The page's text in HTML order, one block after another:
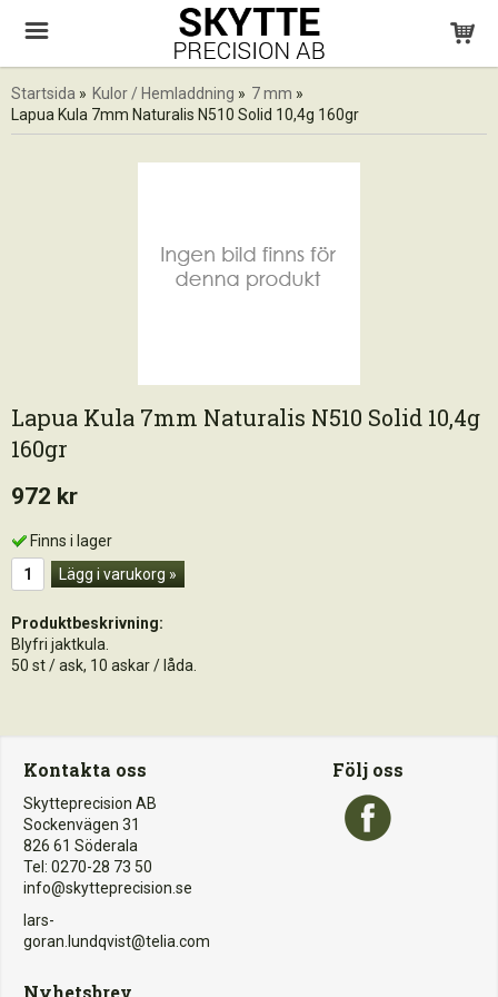
Startsida » Kulor / Hemladdning » 7 mm »
Lapua Kula 7mm Naturalis N510 Solid 10,4g 160gr
Lapua Kula 7mm Naturalis N510 Solid 10,4g
160gr
972 kr
Finns i lager
Lägg i varukorg »
Produktbeskrivning:
Blyfri jaktkula.
50 st / ask, 10 askar / låda.
Kontakta oss
Skytteprecision AB
Sockenvägen 31
826 61 Söderala
Tel: 0270-28 73 50
info@skytteprecision.se
lars-
goran.lundqvist@telia.com
Följ oss
Nyhetsbrev